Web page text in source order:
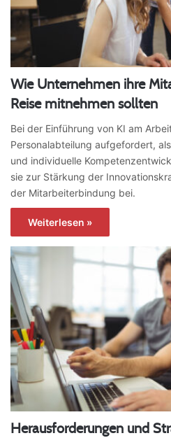
Wie Unternehmen ihre
Reise mitnehmen sollten
Bei der Einführung von KI am
Personalabteilung aufgefordert,
und individuelle
sie zur Stärkung der
der Mitarbeiterbindung bei.
Weiterlesen »
Herausforderungen und